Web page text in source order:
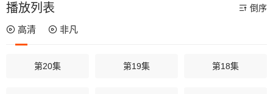
播放列表 倒序
高清 非凡
第20集 第19集 第18集